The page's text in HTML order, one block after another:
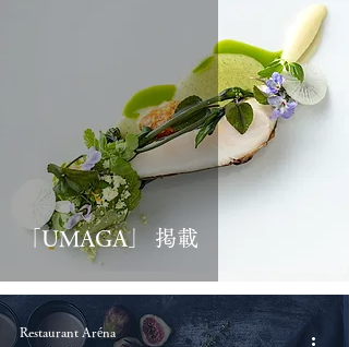
「UMAGA」 掲載
Restaurant Aréna